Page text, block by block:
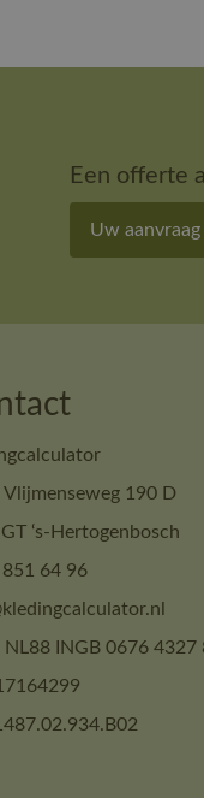
Een offerte
Uw aanvraag
Vlijmenseweg 190 D
‘s-Hertogenbosch
64 96
NL88 INGB 0676 4327